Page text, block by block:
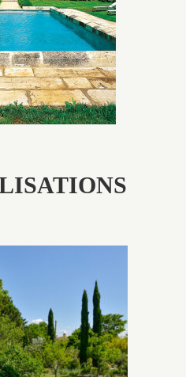
un ornement de pierres de
taille.